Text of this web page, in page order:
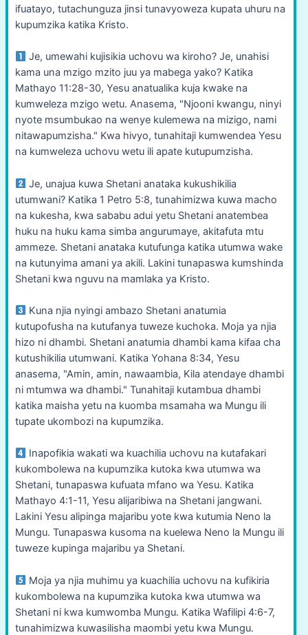
ifuatayo, tutachunguza jinsi tunavyoweza kupata uhuru na
kupumzika katika Kristo.
Je, umewahi kujisikia uchovu wa kiroho? Je, unahisi
kama una mzigo mzito juu ya mabega yako? Katika
Mathayo 11:28-30, Yesu anatualika kuja kwake na
kumweleza mzigo wetu. Anasema, "Njooni kwangu, ninyi
nyote msumbukao na wenye kulemewa na mizigo, nami
nitawapumzisha." Kwa hivyo, tunahitaji kumwendea Yesu
na kumweleza uchovu wetu ili apate kutupumzisha.
Je, unajua kuwa Shetani anataka kukushikilia
utumwani? Katika 1 Petro 5:8, tunahimizwa kuwa macho
na kukesha, kwa sababu adui yetu Shetani anatembea
huku na huku kama simba angurumaye, akitafuta mtu
ammeze. Shetani anataka kutufunga katika utumwa wake
na kutunyima amani ya akili. Lakini tunapaswa kumshinda
Shetani kwa nguvu na mamlaka ya Kristo.
Kuna njia nyingi ambazo Shetani anatumia
kutupofusha na kutufanya tuweze kuchoka. Moja ya njia
hizo ni dhambi. Shetani anatumia dhambi kama kifaa cha
kutushikilia utumwani. Katika Yohana 8:34, Yesu
anasema, "Amin, amin, nawaambia, Kila atendaye dhambi
ni mtumwa wa dhambi." Tunahitaji kutambua dhambi
katika maisha yetu na kuomba msamaha wa Mungu ili
tupate ukombozi na kupumzika.
Inapofikia wakati wa kuachilia uchovu na kutafakari
kukombolewa na kupumzika kutoka kwa utumwa wa
Shetani, tunapaswa kufuata mfano wa Yesu. Katika
Mathayo 4:1-11, Yesu alijaribiwa na Shetani jangwani.
Lakini Yesu alipinga majaribu yote kwa kutumia Neno la
Mungu. Tunapaswa kusoma na kuelewa Neno la Mungu ili
tuweze kupinga majaribu ya Shetani.
Moja ya njia muhimu ya kuachilia uchovu na kufikiria
kukombolewa na kupumzika kutoka kwa utumwa wa
Shetani ni kwa kumwomba Mungu. Katika Wafilipi 4:6-7,
tunahimizwa kuwasilisha maombi yetu kwa Mungu.